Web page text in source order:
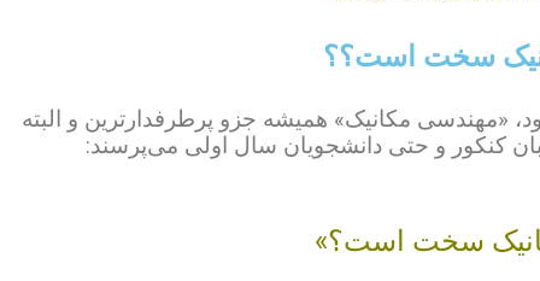
سخت است؟؟
مکانیک» همیشه جزو پرطرفدارترین و البته
کنکور و حتی دانشجویان سال اولی می‌پرسند:
سخت است؟»